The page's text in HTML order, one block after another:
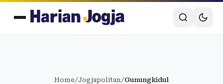
Home/Jogjapolitan/Gunungkidul